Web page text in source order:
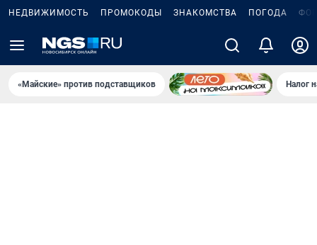
НЕДВИЖИМОСТЬ ПРОМОКОДЫ ЗНАКОМСТВА ПОГОДА
«Майские» против подставщиков Налог